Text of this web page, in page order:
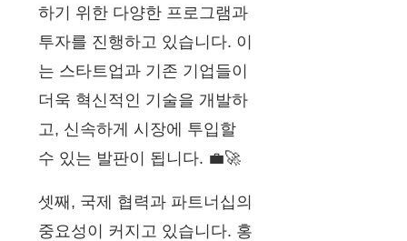
하기 위한 다양한 프로그램과
투자를 진행하고 있습니다. 이
는 스타트업과 기존 기업들이
더욱 혁신적인 기술을 개발하
고, 신속하게 시장에 투입할
수 있는 발판이 됩니다. 💼🚀
셋째, 국제 협력과 파트너십의
중요성이 커지고 있습니다. 홍